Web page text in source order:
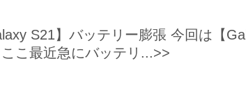
S21】バッテリー膨張 今回は【
こ最近急にバッテリ...>>